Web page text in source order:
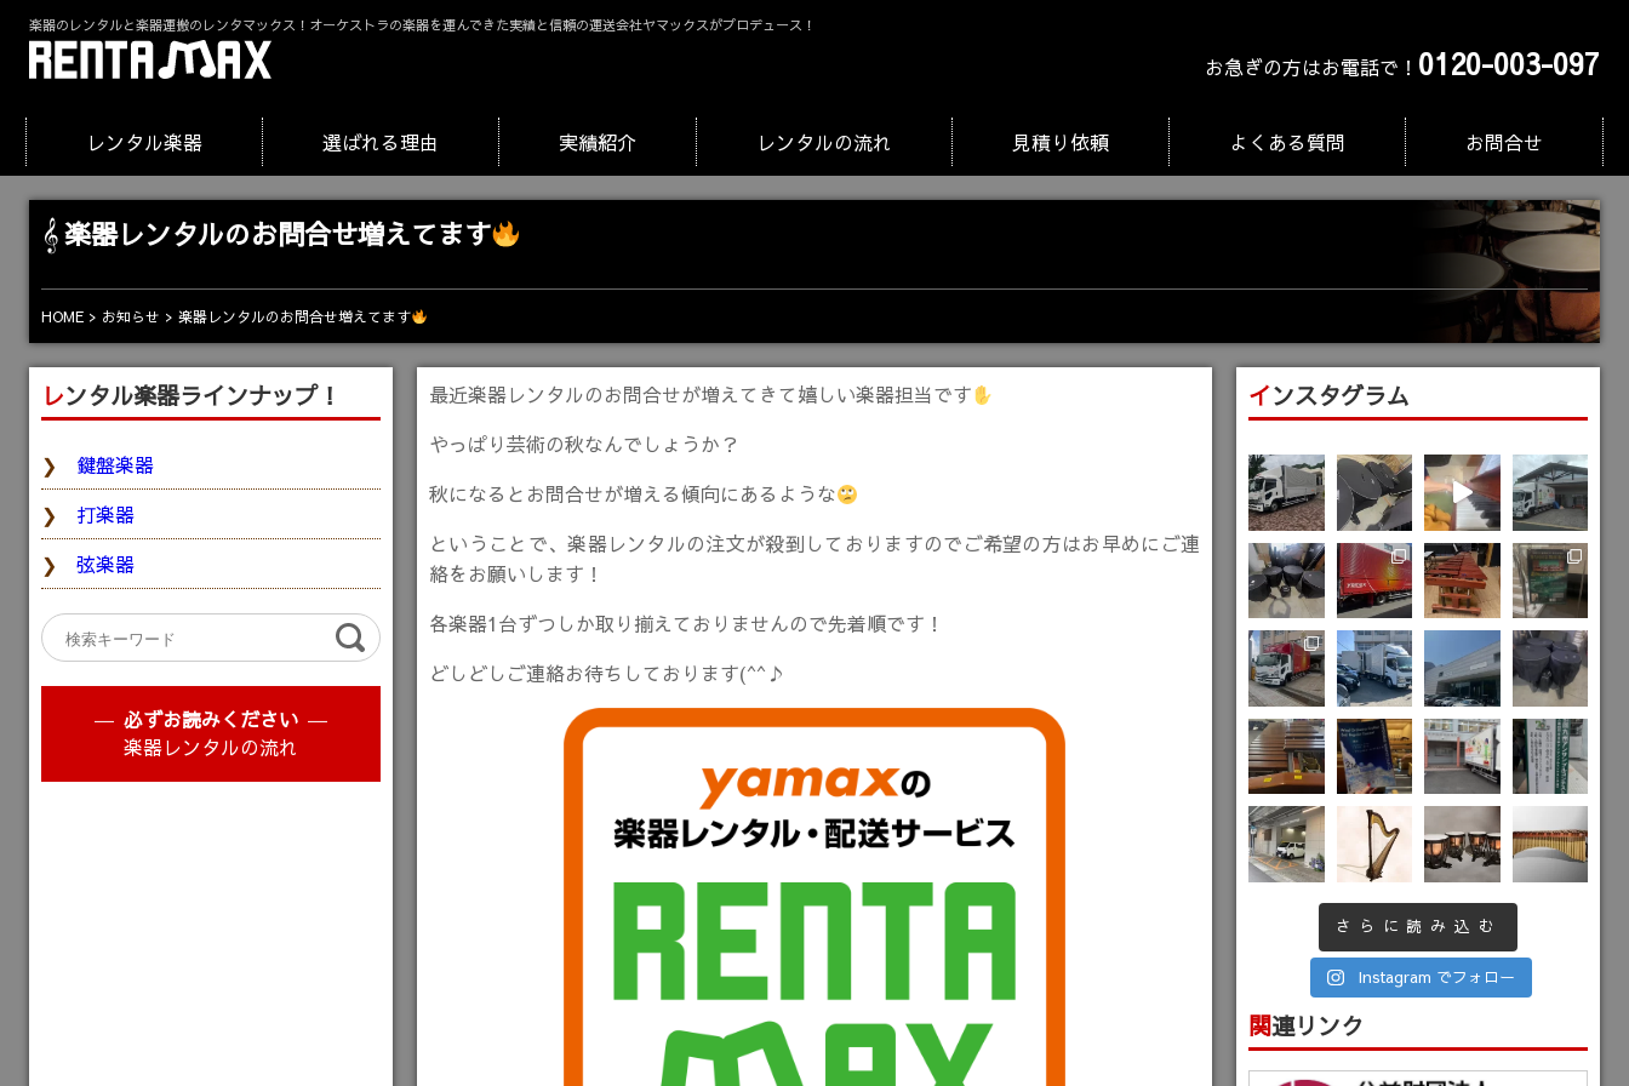
楽器のレンタルと楽器運搬のレンタマックス！オーケストラの楽器を運んできた実績と信頼の運送会社ヤマックスがプロデュース！
お急ぎの方はお電話で！ 0120-003-097
レンタル楽器 選ばれる理由 実績紹介 レンタルの流れ 見積り依頼 よくある質問 お問合せ
楽器レンタルのお問合せ増えてます
HOME お知らせ 楽器レンタルのお問合せ増えてます
最近楽器レンタルのお問合せが増えてきて嬉しい楽器担当です
やっぱり芸術の秋なんでしょうか？
秋になるとお問合せが増える傾向にあるような
ということで、楽器レンタルの注文が殺到しておりますのでご希望の方はお早めにご連
絡をお願いします！
各楽器1台ずつしか取り揃えておりませんので先着順です！
どしどしご連絡お待ちしております(^^♪
レンタル楽器ラインナップ！
鍵盤楽器
打楽器
弦楽器
必ずお読みください
楽器レンタルの流れ
インスタグラム
さらに読み込む
Instagram でフォロー
関連リンク